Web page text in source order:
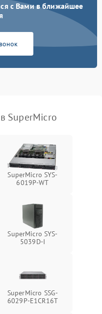
с Вами в ближайшее
SuperMicro
SuperMicro SYS-
6019P-WT
SuperMicro SYS-
5039D-I
SuperMicro SSG-
6029P-E1CR16T